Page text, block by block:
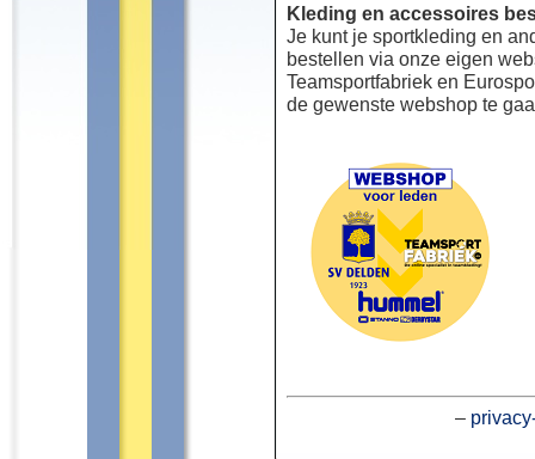
Kleding en accessoires
Je kunt je sportkleding en
bestellen via onze eigen
Teamsportfabriek en
de gewenste webshop te
–